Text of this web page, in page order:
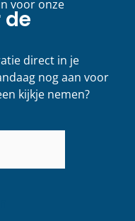
voor onze
de
direct in je
nog aan voor
kijkje nemen?